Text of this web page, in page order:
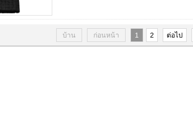
บ้าน ก่อนหน้า 1 2 ต่อไป